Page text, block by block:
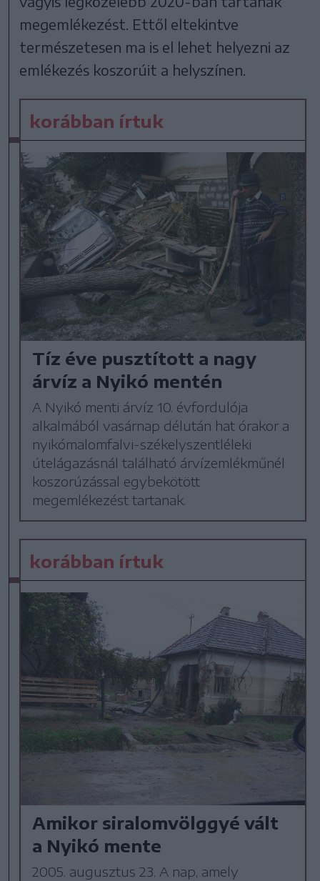
megemlékezést. Ettől eltekintve
természetesen ma is el lehet helyezni az
emlékezés koszorúit a helyszínen.
korábban írtuk
Tíz éve pusztított a nagy
árvíz a Nyikó mentén
A Nyikó menti árvíz 10. évfordulója
alkalmából vasárnap délután hat órakor a
nyikómalomfalvi-székelyszentléleki
útelágazásnál található árvízemlékműnél
koszorúzással egybekötött
megemlékezést tartanak.
korábban írtuk
Amikor siralomvölggyé vált
a Nyikó mente
2005. augusztus 23. A nap, amely